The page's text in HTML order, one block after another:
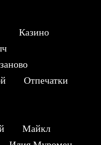
Казино
Отпечатки
Майкл